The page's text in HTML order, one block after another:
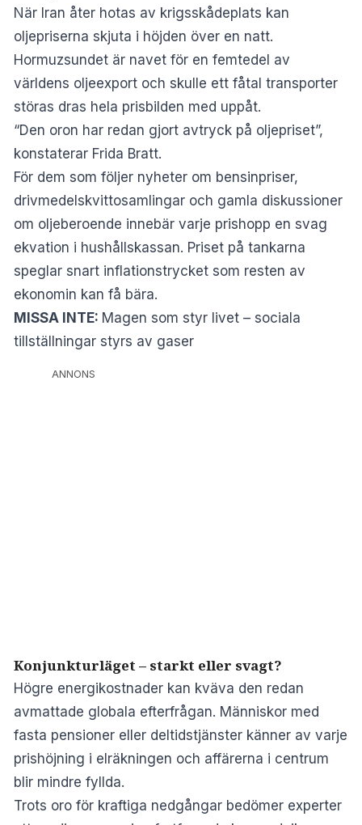
När Iran åter hotas av krigsskådeplats kan
oljepriserna skjuta i höjden över en natt.
Hormuzsundet är navet för en femtedel av
världens oljeexport och skulle ett fåtal transporter
störas dras hela prisbilden med uppåt.
“Den oron har redan gjort avtryck på oljepriset”,
konstaterar Frida Bratt.
För dem som följer nyheter om bensinpriser,
drivmedelskvittosamlingar och gamla diskussioner
om oljeberoende innebär varje prishopp en svag
ekvation i hushållskassan. Priset på tankarna
speglar snart inflationstrycket som resten av
ekonomin kan få bära.
MISSA INTE: Magen som styr livet – sociala
tillställningar styrs av gaser
ANNONS
Konjunkturläget – starkt eller svagt?
Högre energikostnader kan kväva den redan
avmattade globala efterfrågan. Människor med
fasta pensioner eller deltidstjänster känner av varje
prishöjning i elräkningen och affärerna i centrum
blir mindre fyllda.
Trots oro för kraftiga nedgångar bedömer experter